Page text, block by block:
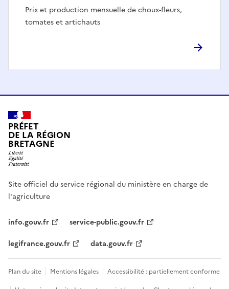
Prix et production mensuelle de choux-fleurs,
tomates et artichauts
PRÉFET
DE LA RÉGION
BRETAGNE
Site officiel du service régional du ministère en charge de
l'agriculture
info.gouv.fr
service-public.gouv.fr
legifrance.gouv.fr
data.gouv.fr
Plan du site Mentions légales
Accessibilité : partiellement conforme